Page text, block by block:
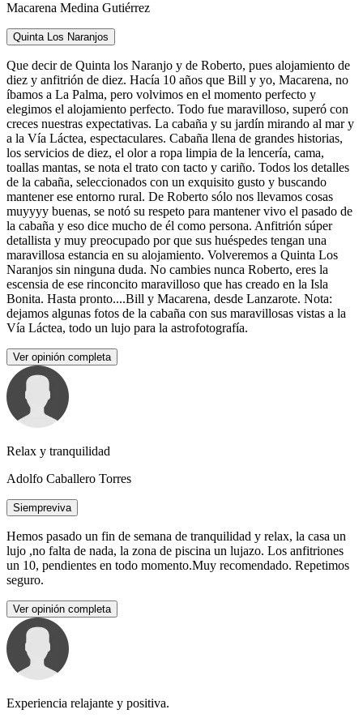
Macarena Medina Gutiérrez
Quinta Los Naranjos
Que decir de Quinta los Naranjo y de Roberto, pues alojamiento de
diez y anfitrión de diez. Hacía 10 años que Bill y yo, Macarena, no
íbamos a La Palma, pero volvimos en el momento perfecto y
elegimos el alojamiento perfecto. Todo fue maravilloso, superó con
creces nuestras expectativas. La cabaña y su jardín mirando al mar y
a la Vía Láctea, espectaculares. Cabaña llena de grandes historias,
los servicios de diez, el olor a ropa limpia de la lencería, cama,
toallas mantas, se nota el trato con tacto y cariño. Todos los detalles
de la cabaña, seleccionados con un exquisito gusto y buscando
mantener ese entorno rural. De Roberto sólo nos llevamos cosas
muyyyy buenas, se notó su respeto para mantener vivo el pasado de
la cabaña y eso dice mucho de él como persona. Anfitrión súper
detallista y muy preocupado por que sus huéspedes tengan una
maravillosa estancia en su alojamiento. Volveremos a Quinta Los
Naranjos sin ninguna duda. No cambies nunca Roberto, eres la
escensia de ese rinconcito maravilloso que has creado en la Isla
Bonita. Hasta pronto....Bill y Macarena, desde Lanzarote. Nota:
dejamos algunas fotos de la cabaña con sus maravillosas vistas a la
Vía Láctea, todo un lujo para la astrofotografía.
Ver opinión completa
Relax y tranquilidad
Adolfo Caballero Torres
Siempreviva
Hemos pasado un fin de semana de tranquilidad y relax, la casa un
lujo ,no falta de nada, la zona de piscina un lujazo. Los anfitriones
un 10, pendientes en todo momento.Muy recomendado. Repetimos
seguro.
Ver opinión completa
Experiencia relajante y positiva.